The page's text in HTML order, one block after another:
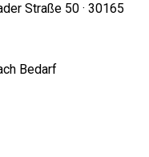
Straße 50 · 30165
Bedarf